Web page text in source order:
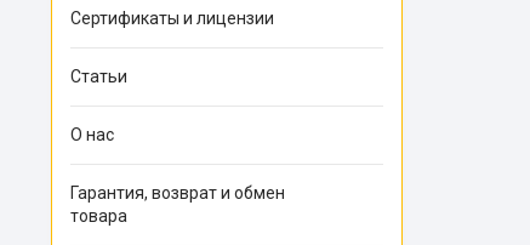
Сертификаты и лицензии
Статьи
О нас
Гарантия, возврат и обмен
товара